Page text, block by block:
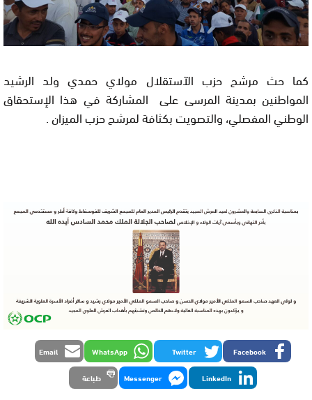
كما حث مرشح حزب الآستقلال مولاي حمدي ولد الرشيد
المواطنين بمدينة المرسى على المشاركة في هذا الإستحقاق
الوطني المفصلي، والتصويت بكثافة لمرشح حزب الميزان.
Facebook
Twitter
WhatsApp
Email
LinkedIn
Messenger طباعة